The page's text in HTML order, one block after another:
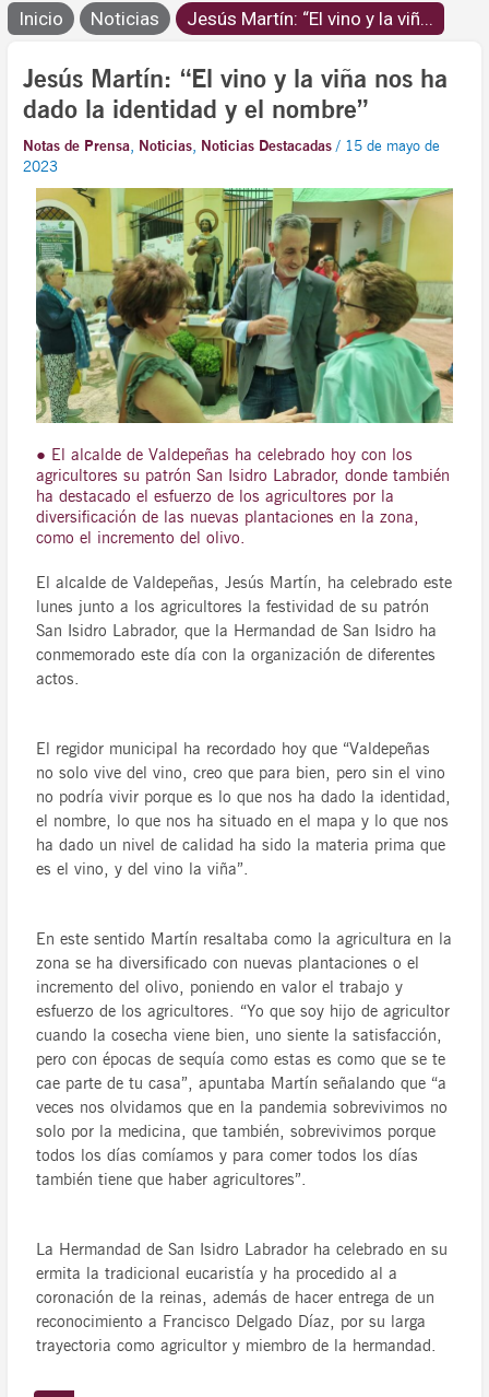
Inicio Noticias Jesús Martín: “El vino y la viñ...
Jesús Martín: “El vino y la viña nos ha
dado la identidad y el nombre”
Notas de Prensa, Noticias, Noticias Destacadas / 15 de mayo de
2023
● El alcalde de Valdepeñas ha celebrado hoy con los
agricultores su patrón San Isidro Labrador, donde también
ha destacado el esfuerzo de los agricultores por la
diversificación de las nuevas plantaciones en la zona,
como el incremento del olivo.
El alcalde de Valdepeñas, Jesús Martín, ha celebrado este
lunes junto a los agricultores la festividad de su patrón
San Isidro Labrador, que la Hermandad de San Isidro ha
conmemorado este día con la organización de diferentes
actos.
El regidor municipal ha recordado hoy que “Valdepeñas
no solo vive del vino, creo que para bien, pero sin el vino
no podría vivir porque es lo que nos ha dado la identidad,
el nombre, lo que nos ha situado en el mapa y lo que nos
ha dado un nivel de calidad ha sido la materia prima que
es el vino, y del vino la viña”.
En este sentido Martín resaltaba como la agricultura en la
zona se ha diversificado con nuevas plantaciones o el
incremento del olivo, poniendo en valor el trabajo y
esfuerzo de los agricultores. “Yo que soy hijo de agricultor
cuando la cosecha viene bien, uno siente la satisfacción,
pero con épocas de sequía como estas es como que se te
cae parte de tu casa”, apuntaba Martín señalando que “a
veces nos olvidamos que en la pandemia sobrevivimos no
solo por la medicina, que también, sobrevivimos porque
todos los días comíamos y para comer todos los días
también tiene que haber agricultores”.
La Hermandad de San Isidro Labrador ha celebrado en su
ermita la tradicional eucaristía y ha procedido al a
coronación de la reinas, además de hacer entrega de un
reconocimiento a Francisco Delgado Díaz, por su larga
trayectoria como agricultor y miembro de la hermandad.